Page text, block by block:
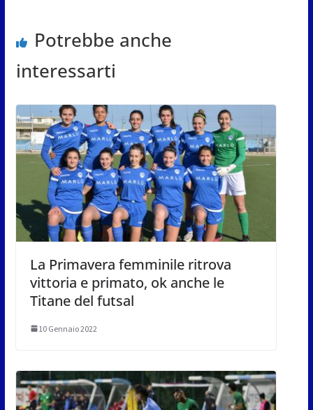
Potrebbe anche
interessarti
La Primavera femminile ritrova
vittoria e primato, ok anche le
Titane del futsal
10 Gennaio 2022